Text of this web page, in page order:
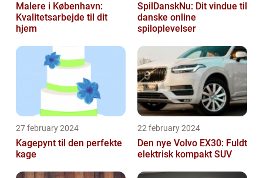
Malere i København:
Kvalitetsarbejde til dit
hjem
SpilDanskNu: Dit vindue til
danske online
spiloplevelser
27 february 2024
Kagepynt til den perfekte
kage
22 february 2024
Den nye Volvo EX30: Fuldt
elektrisk kompakt SUV